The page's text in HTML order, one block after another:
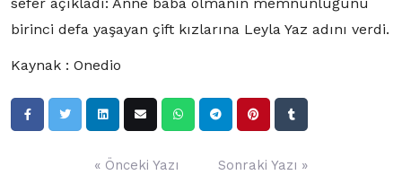
birinci defa yaşayan çift kızlarına Leyla Yaz adını verdi.
Kaynak : Onedio
« Önceki Yazı Sonraki Yazı »